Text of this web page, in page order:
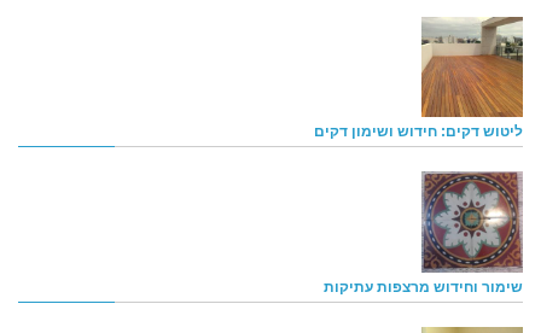
ליטוש דקים: חידוש ושימון דקים
שימור וחידוש מרצפות עתיקות